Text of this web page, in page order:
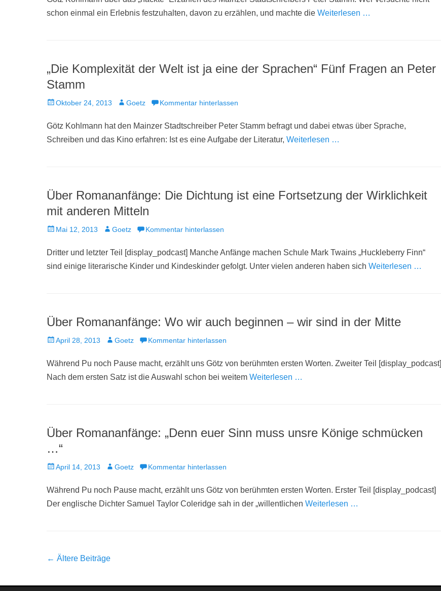
schon einmal ein Erlebnis festzuhalten, davon zu erzählen, und machte die Weiterlesen …
„Die Komplexität der Welt ist ja eine der Sprachen“ Fünf Fragen an Peter
Stamm
Veröffentlicht
Oktober 24, 2013 AutorGoetz Kommentar hinterlassen
Götz Kohlmann hat den Mainzer Stadtschreiber Peter Stamm befragt und dabei etwas über Sprache,
Schreiben und das Kino erfahren: Ist es eine Aufgabe der Literatur, Weiterlesen …
Über Romananfänge: Die Dichtung ist eine Fortsetzung der Wirklichkeit
mit anderen Mitteln
Veröffentlicht
Mai 12, 2013 AutorGoetz Kommentar hinterlassen
Dritter und letzter Teil [display_podcast] Manche Anfänge machen Schule Mark Twains „Huckleberry Finn“
sind einige literarische Kinder und Kindeskinder gefolgt. Unter vielen anderen haben sich Weiterlesen …
Über Romananfänge: Wo wir auch beginnen – wir sind in der Mitte
Veröffentlicht
April 28, 2013 AutorGoetz Kommentar hinterlassen
Während Pu noch Pause macht, erzählt uns Götz von berühmten ersten Worten. Zweiter Teil [display_podcast]
Nach dem ersten Satz ist die Auswahl schon bei weitem Weiterlesen …
Über Romananfänge: „Denn euer Sinn muss unsre Könige schmücken
…“
Veröffentlicht
April 14, 2013 AutorGoetz Kommentar hinterlassen
Während Pu noch Pause macht, erzählt uns Götz von berühmten ersten Worten. Erster Teil [display_podcast]
Der englische Dichter Samuel Taylor Coleridge sah in der „willentlichen Weiterlesen …
Beitrag-
← Ältere Beiträge